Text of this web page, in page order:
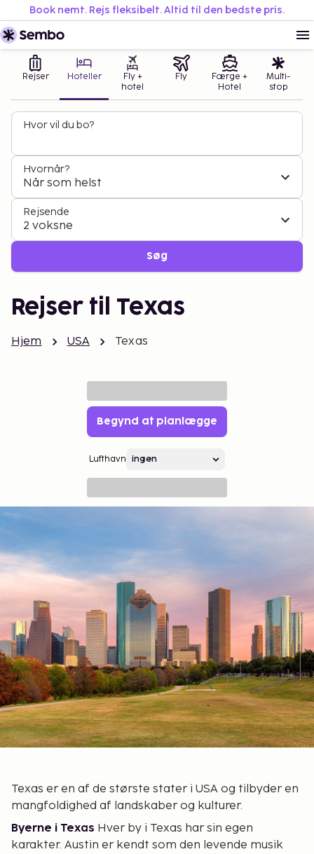
Book nemt. Rejs fleksibelt. Altid til den bedste pris.
Rejser Hoteller
Fly +
hotel
Fly
Færge +
Hotel
Multi-
stop
Hvor vil du bo?
Hvornår?
Når som helst
Rejsende
2 voksne
Søg
Rejser til Texas
Hjem USA Texas
Begynd at planlægge
Lufthavn
Texas er en af de største stater i USA og tilbyder en
mangfoldighed af landskaber og kulturer.
Byerne i Texas Hver by i Texas har sin egen
karakter. Austin er kendt som den levende musik